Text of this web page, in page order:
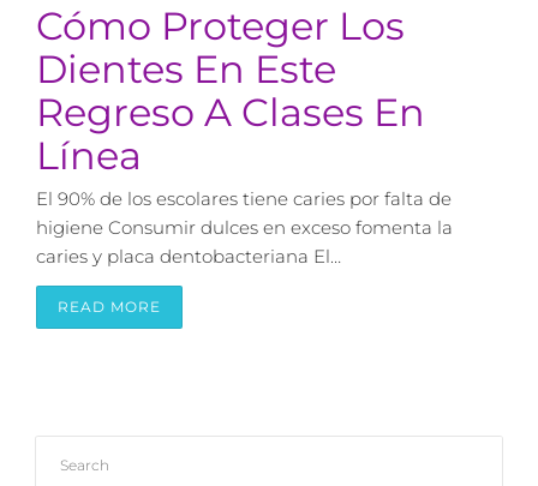
Cómo Proteger Los
Dientes En Este
Regreso A Clases En
Línea
El 90% de los escolares tiene caries por falta de
higiene Consumir dulces en exceso fomenta la
caries y placa dentobacteriana El…
READ MORE